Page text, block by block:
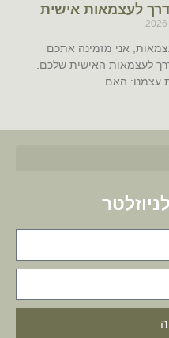
העצמאות, אני מזמינה אתכם
לעצמאות האישית שלכם.
עצמנו: האם